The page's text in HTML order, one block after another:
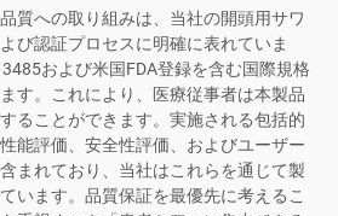
質への取り組みは、当社の開頭用サワ
び認証プロセスに明確に表れていま
および米国FDA登録を含む国際規格
す。これにより、医療従事者は本製品
ることができます。実施される包括的
能評価、安全性評価、およびユーザー
まれており、当社はこれらを通じて製
います。品質保証を最優先に考えるこ